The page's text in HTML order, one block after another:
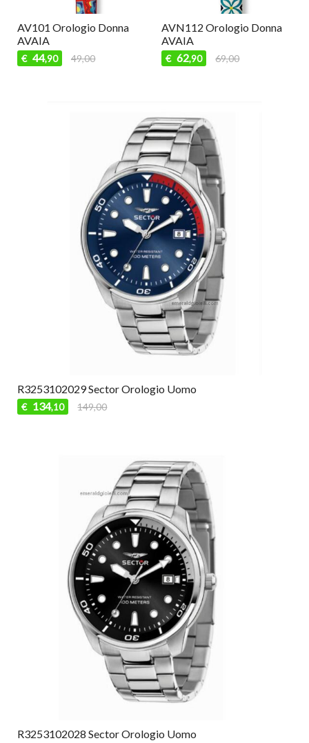
AV101 Orologio Donna
AVAIA
€ 44,90 49,00
AVN112 Orologio Donna
AVAIA
€ 62,90 69,00
R3253102029 Sector Orologio Uomo
€ 134,10 149,00
R3253102028 Sector Orologio Uomo